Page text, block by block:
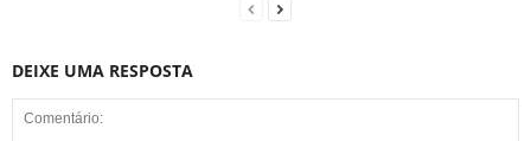
DEIXE UMA RESPOSTA